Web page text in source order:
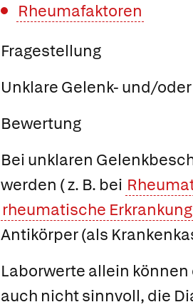
Rheumafaktoren
Fragestellung
Unklare Gelenk- und/
Bewertung
Bei unklaren
werden ( z. B. bei
rheumatische Erkrankung
Antikörper (als
Laborwerte allein
auch nicht sinnvoll, die